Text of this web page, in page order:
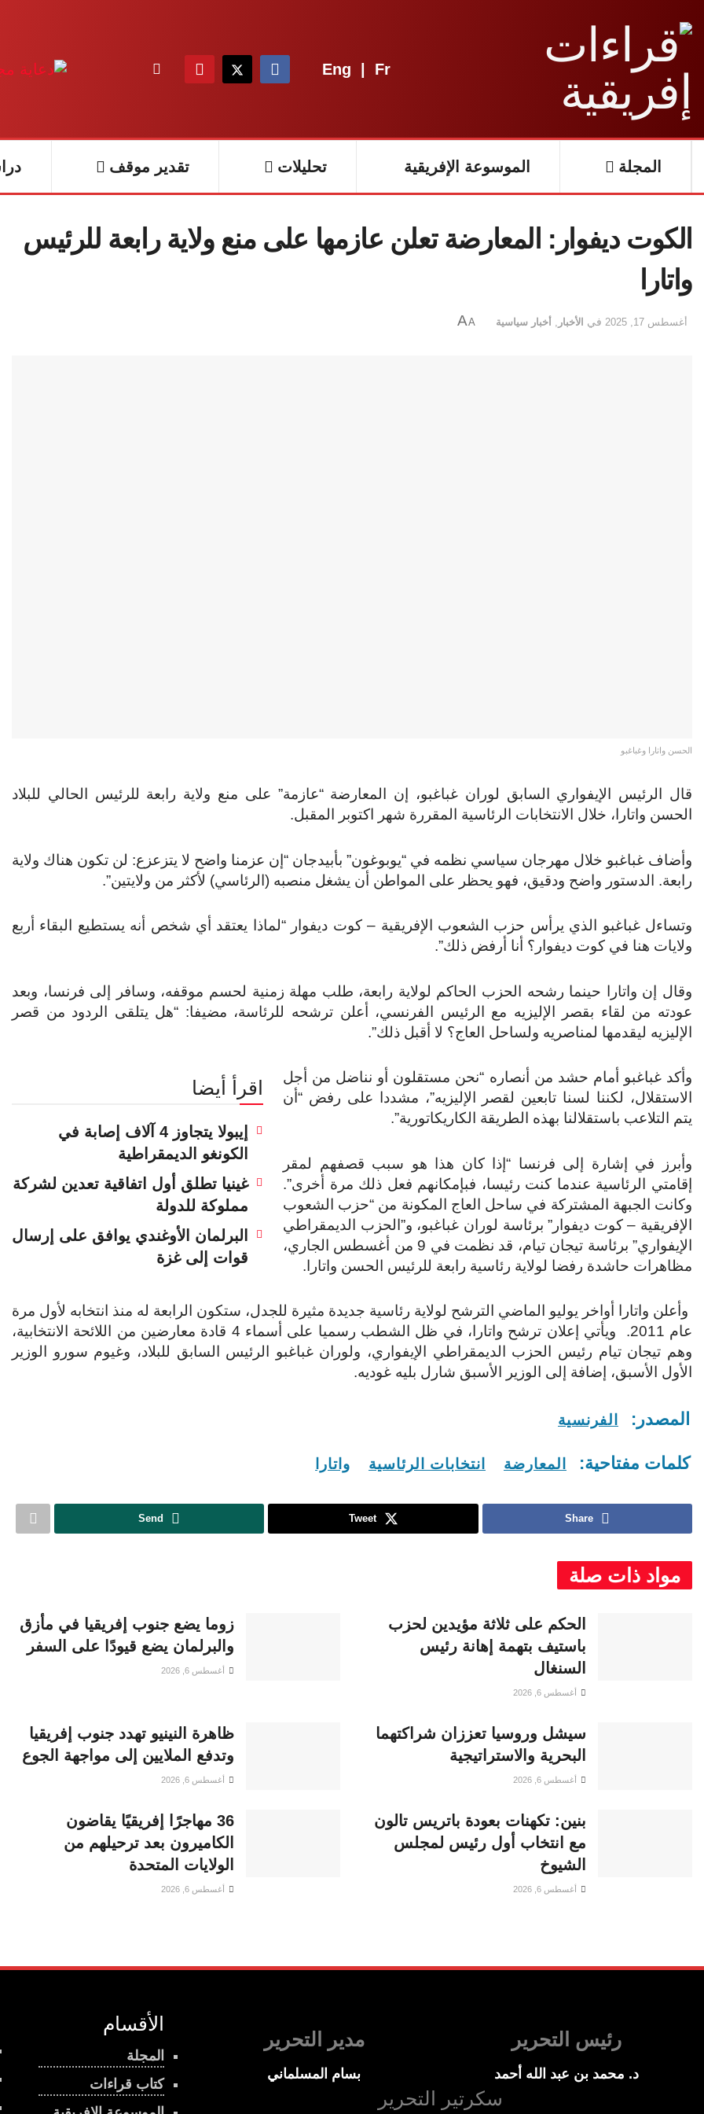
Eng | Fr
المجلة الموسوعة الإفريقية تحليلات تقدير موقف
الكوت ديفوار: المعارضة تعلن عازمها على منع ولاية رابعة للرئيس
واتارا
أغسطس 17, 2025 في الأخبار أخبار سياسية A
A
الحسن واتارا وغباغبو
قال الرئيس الإيفواري السابق لوران غباغبو، إن المعارضة “عازمة” على منع ولاية رابعة للرئيس الحالي للبلاد
الحسن واتارا، خلال الانتخابات الرئاسية المقررة شهر اكتوبر المقبل.
وأضاف غباغبو خلال مهرجان سياسي نظمه في “يوبوغون” بأبيدجان “إن عزمنا واضح لا يتزعزع: لن تكون هناك ولاية
رابعة. الدستور واضح ودقيق، فهو يحظر على المواطن أن يشغل منصبه (الرئاسي) لأكثر من ولايتين”.
وتساءل غباغبو الذي يرأس حزب الشعوب الإفريقية – كوت ديفوار “لماذا يعتقد أي شخص أنه يستطيع البقاء أربع
ولايات هنا في كوت ديفوار؟ أنا أرفض ذلك”.
وقال إن واتارا حينما رشحه الحزب الحاكم لولاية رابعة، طلب مهلة زمنية لحسم موقفه، وسافر إلى فرنسا، وبعد
عودته من لقاء بقصر الإليزيه مع الرئيس الفرنسي، أعلن ترشحه للرئاسة، مضيفا: “هل يتلقى الردود من قصر
الإليزيه ليقدمها لمناصريه ولساحل العاج؟ لا أقبل ذلك”.
اقرأ أيضا
إيبولا يتجاوز 4 آلاف إصابة في
الكونغو الديمقراطية
غينيا تطلق أول اتفاقية تعدين لشركة
مملوكة للدولة
البرلمان الأوغندي يوافق على إرسال
قوات إلى غزة
وأكد غباغبو أمام حشد من أنصاره “نحن مستقلون أو نناضل من أجل
الاستقلال، لكننا لسنا تابعين لقصر الإليزيه”، مشددا على رفض “أن
يتم التلاعب باستقلالنا بهذه الطريقة الكاريكاتورية”.
وأبرز في إشارة إلى فرنسا “إذا كان هذا هو سبب قصفهم لمقر
إقامتي الرئاسية عندما كنت رئيسا، فبإمكانهم فعل ذلك مرة أخرى”.
وكانت الجبهة المشتركة في ساحل العاج المكونة من “حزب الشعوب
الإفريقية – كوت ديفوار” برئاسة لوران غباغبو، و”الحزب الديمقراطي
الإيفواري” برئاسة تيجان تيام، قد نظمت في 9 من أغسطس الجاري،
مظاهرات حاشدة رفضا لولاية رئاسية رابعة للرئيس الحسن واتارا.
وأعلن واتارا أواخر يوليو الماضي الترشح لولاية رئاسية جديدة مثيرة للجدل، ستكون الرابعة له منذ انتخابه لأول مرة
عام 2011.
ويأتي إعلان ترشح واتارا، في ظل الشطب رسميا على أسماء 4 قادة معارضين من اللائحة الانتخابية،
وهم تيجان تيام رئيس الحزب الديمقراطي الإيفواري، ولوران غباغبو الرئيس السابق للبلاد، وغيوم سورو الوزير
الأول الأسبق، إضافة إلى الوزير الأسبق شارل بليه غوديه.
المصدر: الفرنسية
كلمات مفتاحية: المعارضة انتخابات الرئاسية واتارا
Share
Tweet
Send
مواد ذات صلة
الحكم على ثلاثة مؤيدين لحزب
باستيف بتهمة إهانة رئيس
السنغال
أغسطس 6, 2026
زوما يضع جنوب إفريقيا في مأزق
والبرلمان يضع قيودًا على السفر
أغسطس 6, 2026
سيشل وروسيا تعززان شراكتهما
البحرية والاستراتيجية
أغسطس 6, 2026
ظاهرة النينيو تهدد جنوب إفريقيا
وتدفع الملايين إلى مواجهة الجوع
أغسطس 6, 2026
بنين: تكهنات بعودة باتريس تالون
مع انتخاب أول رئيس لمجلس
الشيوخ
أغسطس 6, 2026
36 مهاجرًا إفريقيًا يقاضون
الكاميرون بعد ترحيلهم من
الولايات المتحدة
أغسطس 6, 2026
الأقسام
المجلة
كتاب قراءات
رئيس التحرير
د. محمد بن عبد الله أحمد
مدير التحرير
بسام المسلماني
سكرتير التحرير